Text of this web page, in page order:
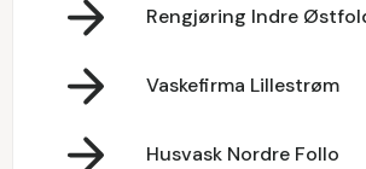
Rengjøring Indre
Vaskefirma Lillestrøm
Husvask Nordre Follo